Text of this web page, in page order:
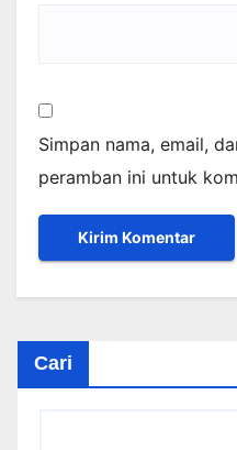
Simpan nama, email,
peramban ini untuk
Cari